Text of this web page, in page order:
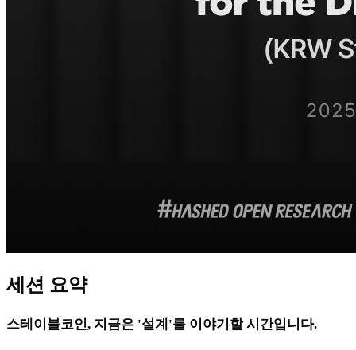
세션 요약
스테이블코인, 지금은 '설계'를 이야기할 시간입니다.